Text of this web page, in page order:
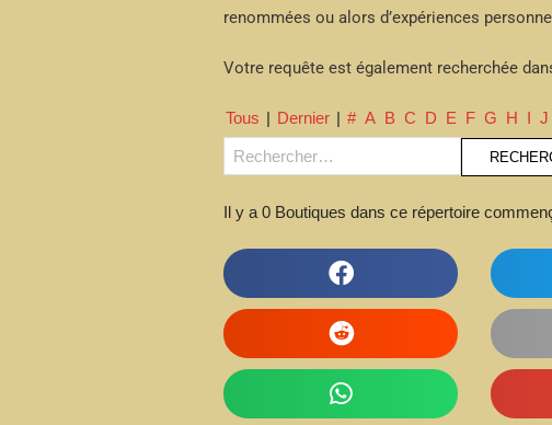
renommées ou alors d’expériences
Votre requête est également recherchée
Tous | Dernier | # A B C D E F G H I J
Il y a 0 Boutiques dans ce répertoire